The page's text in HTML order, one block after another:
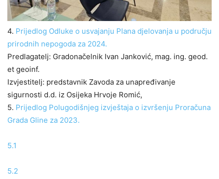
4. Prijedlog Odluke o usvajanju Plana djelovanja u području
prirodnih nepogoda za 2024.
Predlagatelj: Gradonačelnik Ivan Janković, mag. ing. geod.
et geoinf.
Izvjestitelj: predstavnik Zavoda za unapređivanje
sigurnosti d.d. iz Osijeka Hrvoje Romić,
5. Prijedlog Polugodišnjeg izvještaja o izvršenju Proračuna
Grada Gline za 2023.
5.1
5.2